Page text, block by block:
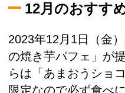
12月のおすす
2023年12月1日（金
の焼き芋パフェ」が
らは「あまおうショ
限定なので必ず食べ